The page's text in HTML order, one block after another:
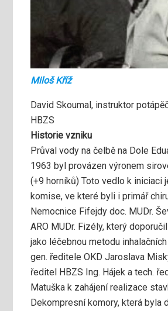
Miloš Kříž
David Skoumal, instruktor
HBZS
Historie vzniku
Průval vody na čelbě na Dole
1963 byl provázen výronem
(+9 horníků) Toto vedlo k iniciaci
komise, ve které byli i primář
Nemocnice Fifejdy doc. MUDr.
ARO MUDr. Fizély, který
jako léčebnou metodu
gen. ředitele OKD Jaroslava
ředitel HBZS Ing. Hájek a tech.
Matuška k zahájení realizace
Dekompresní komory, která byla